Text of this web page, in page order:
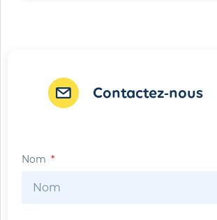
Contactez-nous
Nom